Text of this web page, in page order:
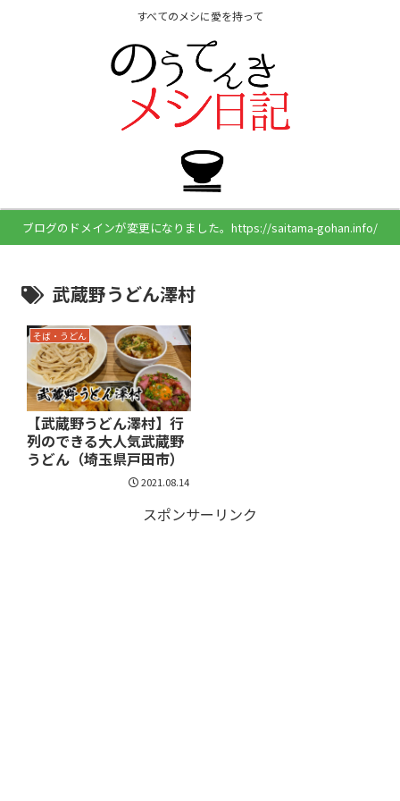
すべてのメシに愛を持って
ブログのドメインが変更になりました。https://saitama-gohan.info/
武蔵野うどん澤村
そば・うどん
【武蔵野うどん澤村】行
列のできる大人気武蔵野
うどん（埼玉県戸田市）
2021.08.14
スポンサーリンク